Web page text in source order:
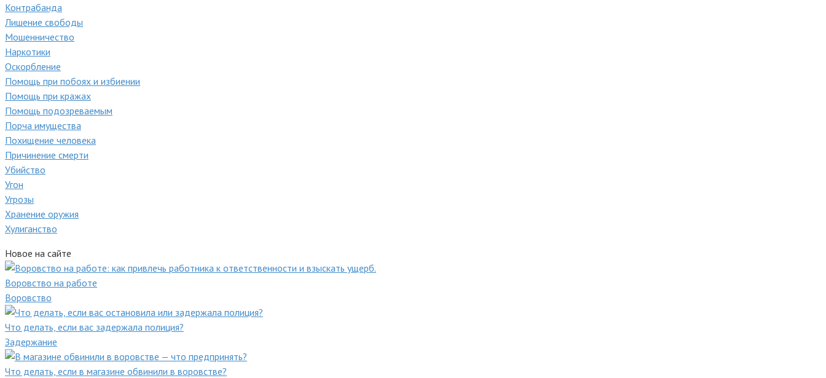
Контрабанда
Лишение свободы
Мошенничество
Наркотики
Оскорбление
Помощь при побоях и избиении
Помощь при кражах
Помощь подозреваемым
Порча имущества
Похищение человека
Причинение смерти
Убийство
Угон
Угрозы
Хранение оружия
Хулиганство
Новое на сайте
Воровство на работе
Воровство
Что делать, если вас задержала полиция?
Задержание
Что делать, если в магазине обвинили в воровстве?